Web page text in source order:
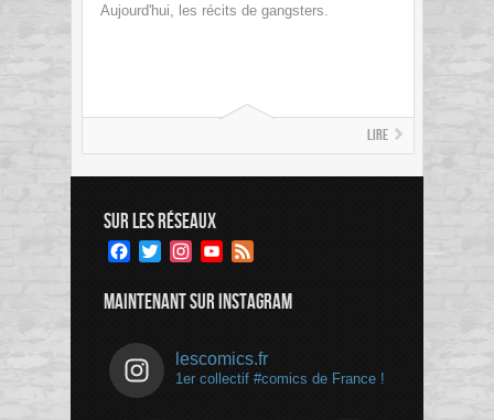
Aujourd'hui, les récits de gangsters.
Lire
SUR LES RÉSEAUX
Facebook
TwitterInstagramYouTube
MAINTENANT SUR INSTAGRAM
lescomics.fr
1er collectif #comics de France !